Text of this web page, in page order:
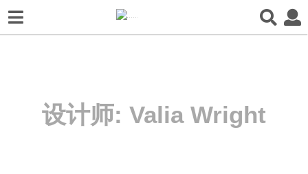
设计师: Valia Wright